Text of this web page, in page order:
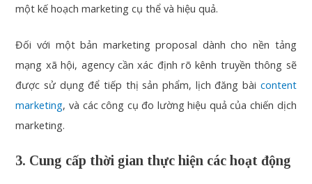
một kế hoạch marketing cụ thể và hiệu quả.
Đối với một bản marketing proposal dành cho nền tảng
mạng xã hội, agency cần xác định rõ kênh truyền thông sẽ
được sử dụng để tiếp thị sản phẩm, lịch đăng bài content
marketing, và các công cụ đo lường hiệu quả của chiến dịch
marketing.
3. Cung cấp thời gian thực hiện các hoạt động